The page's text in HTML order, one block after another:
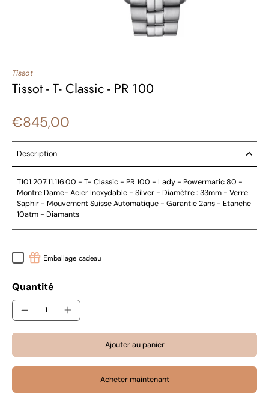
Tissot
Tissot - T- Classic - PR 100
€845,00
Description
T101.207.11.116.00 - T- Classic - PR 100 - Lady - Powermatic 80 -
Montre Dame- Acier Inoxydable - Silver - Diamètre : 33mm - Verre
Saphir - Mouvement Suisse Automatique - Garantie 2ans - Etanche
10atm - Diamants
Emballage cadeau
Quantité
Ajouter au panier
Acheter maintenant